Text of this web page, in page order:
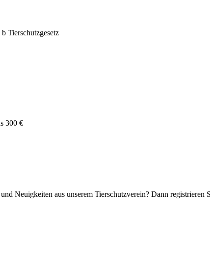
Tierschutzgesetz
300 €
Neuigkeiten aus unserem Tierschutzverein? Dann